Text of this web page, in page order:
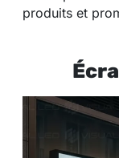
produits et